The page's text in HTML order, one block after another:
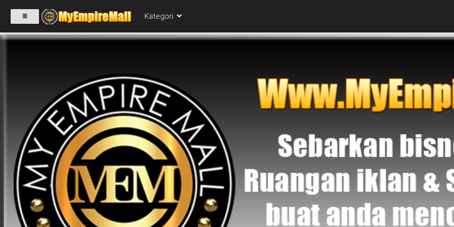
Kategori
Previous
PRODUK(0)
BABIES(0)
KESIHATAN(80)
PERNIAGAAN
RUNCIT(1)